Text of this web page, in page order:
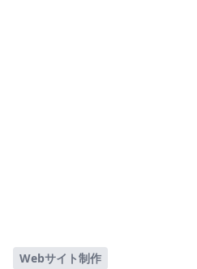
Webサイト制作